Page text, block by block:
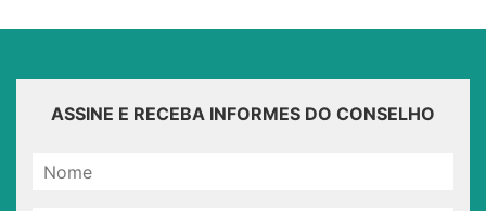
ASSINE E RECEBA INFORMES DO CONSELHO